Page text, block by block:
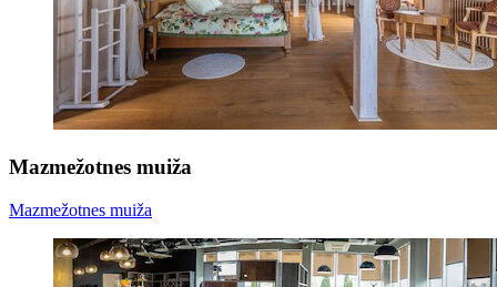
Mazmežotnes muiža
Mazmežotnes muiža